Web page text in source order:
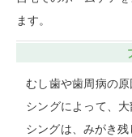
ます。
むし歯や歯周病の
シングによって、
シングは、みがき